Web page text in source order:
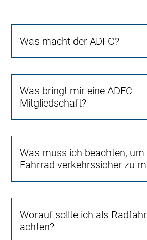
Was macht der ADFC?
Was bringt mir eine ADFC-
Mitgliedschaft?
Was muss ich beachten, um
Fahrrad verkehrssicher zu
Worauf sollte ich als
achten?